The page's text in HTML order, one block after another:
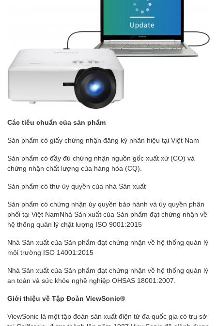
Các tiêu chuẩn của sản phẩm
Sản phẩm có giấy chứng nhận đăng ký nhãn hiệu tại Việt Nam
Sản phẩm có đầy đủ chứng nhận nguồn gốc xuất xứ (CO) và
chứng nhận chất lượng của hàng hóa (CQ).
Sản phẩm có thư ủy quyền của nhà Sản xuất
Sản phẩm có chứng nhận ủy quyền bảo hành và ủy quyền phân
phối tại Việt NamNhà Sản xuất của Sản phẩm đạt chứng nhận về
hệ thống quản lý chật lượng ISO 9001:2015
Nhà Sản xuất của Sản phẩm đạt chứng nhận về hệ thống quản lý
môi trường ISO 14001:2015
Nhà Sản xuất của Sản phẩm đạt chứng nhận về hệ thống quản lý
an toàn và sức khỏe nghề nghiệp OHSAS 18001:2007.
Giới thiệu về Tập Đoàn ViewSonic®
ViewSonic là một tập đoàn sản xuất điện tử đa quốc gia có trụ sở